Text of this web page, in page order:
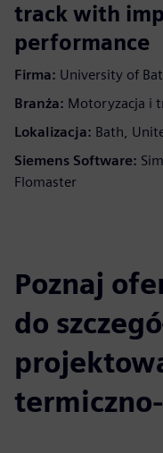
track with
performance
Firma: University of
Branża: Motoryzacja i
Lokalizacja: Bath,
Siemens Software:
Flomaster
Poznaj
do